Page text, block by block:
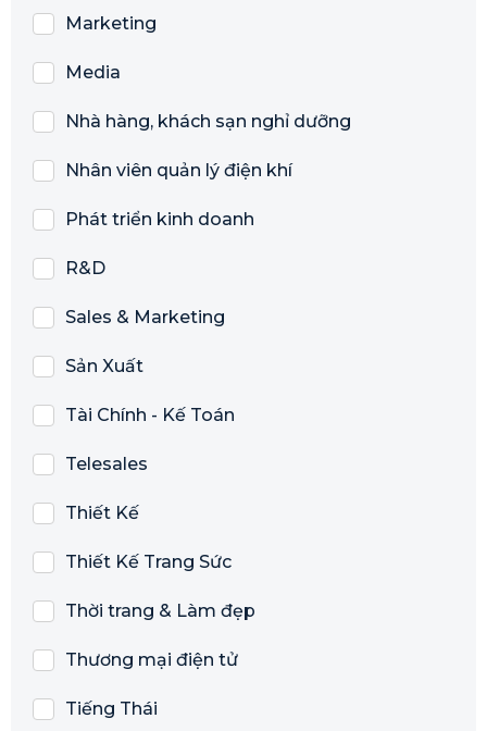
Marketing
Media
Nhà hàng, khách sạn nghỉ dưỡng
Nhân viên quản lý điện khí
Phát triển kinh doanh
R&D
Sales & Marketing
Sản Xuất
Tài Chính - Kế Toán
Telesales
Thiết Kế
Thiết Kế Trang Sức
Thời trang & Làm đẹp
Thương mại điện tử
Tiếng Thái